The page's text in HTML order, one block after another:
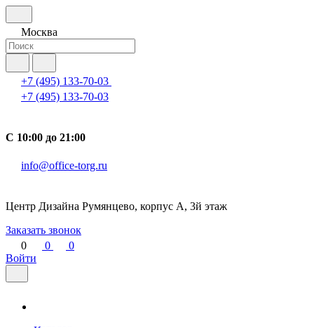
Москва
+7 (495) 133-70-03
+7 (495) 133-70-03
С 10:00 до 21:00
info@office-torg.ru
Центр Дизайна Румянцево, корпус А, 3й этаж
Заказать звонок
0
0
0
Войти